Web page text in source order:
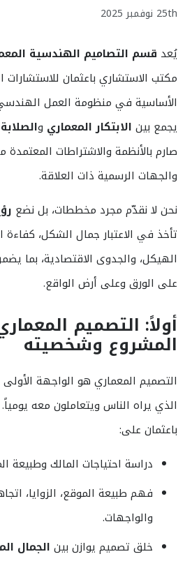
25th نوفمبر 2025
يُعد قسم التصاميم الهندسية
مكتب الاستشاري باعثمان للاستشارات
الأساسية في منظومة العمل
يجمع بين الابتكار المعماري و
صارم بالأنظمة والاشتراطات المعتمدة
والجهات الرسمية ذات العلاقة.
نحن لا نقدّم مجرد مخططات، بل نضع
تأخذ في الاعتبار جمال الشكل، كفاءة
الهيكل، والجدوى الاقتصادية، بما
على الورق وعلى أرض الواقع.
أولاً: التصميم
المشروع وشخصيته
التصميم المعماري هو الواجهة
الذي يراه الناس ويتعاملون معه
باعثمان على:
دراسة احتياجات المالك وطبيعة
فهم طبيعة الموقع، الزوايا،
والواجهات.
خلق تصميم يوازن بين الجمال